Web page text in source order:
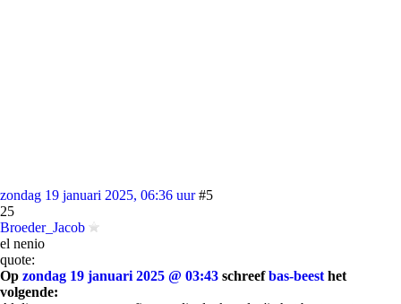
zondag 19 januari 2025, 06:36 uur #5
25
Broeder_Jacob
el nenio
quote:
Op zondag 19 januari 2025 @ 03:43 schreefbas-beest het
volgende: